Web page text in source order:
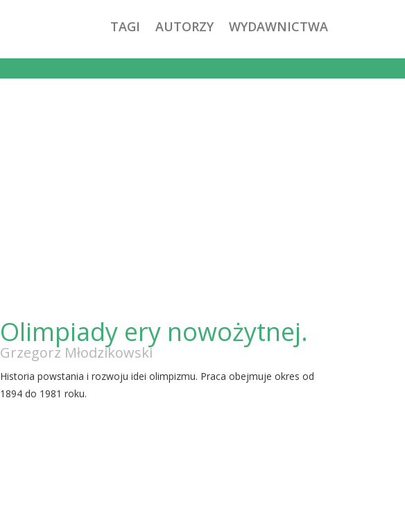
TAGI AUTORZY WYDAWNICTWA
Olimpiady ery nowożytnej.
Grzegorz Młodzikowski
Historia powstania i rozwoju idei olimpizmu. Praca obejmuje okres od
1894 do 1981 roku.